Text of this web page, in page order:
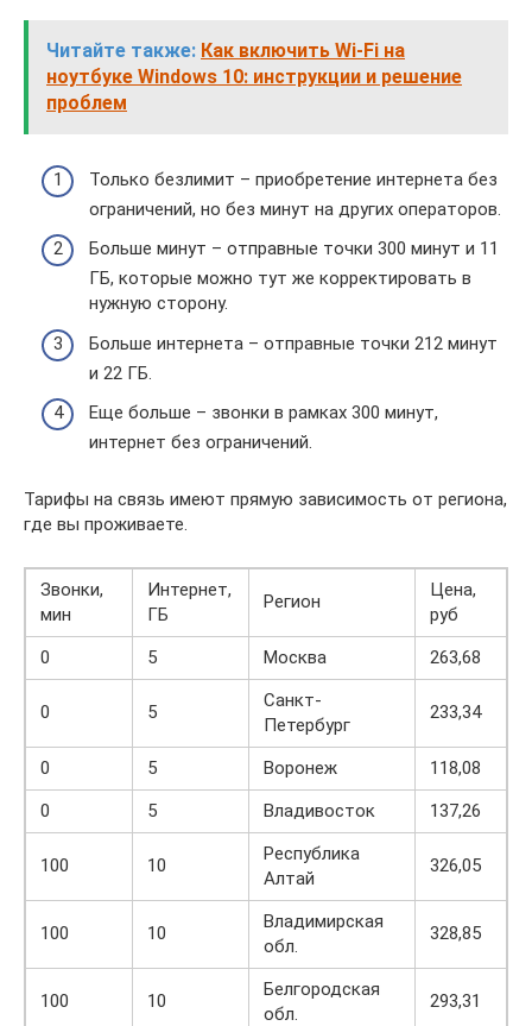
Читайте также: Как включить Wi-Fi на
ноутбуке Windows 10: инструкции и решение
проблем
Только безлимит – приобретение интернета без
ограничений, но без минут на других операторов.
Больше минут – отправные точки 300 минут и 11
ГБ, которые можно тут же корректировать в
нужную сторону.
Больше интернета – отправные точки 212 минут
и 22 ГБ.
Еще больше – звонки в рамках 300 минут,
интернет без ограничений.
Тарифы на связь имеют прямую зависимость от региона,
где вы проживаете.
Звонки,
мин
Интернет,
ГБ
Регион
Цена,
руб
0
5 Москва 263,68
0 5
Санкт-
Петербург
233,34
0 5 Воронеж
118,08
0
5 Владивосток 137,26
100 10
Республика
Алтай
326,05
100 10
Владимирская
обл.
328,85
100 10
Белгородская
обл.
293,31